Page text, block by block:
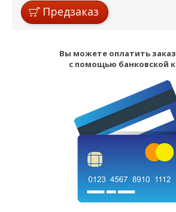
Предзаказ
Вы можете оплатить
с помощью банковской